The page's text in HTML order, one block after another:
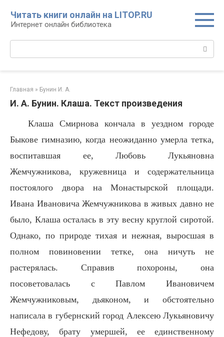
контенту
Читать книги онлайн на LITOP.RU
Интернет онлайн библиотека
Главная » Бунин И. А.
И. А. Бунин. Клаша. Текст произведения
Клаша Смирнова кончала в уездном городе
Быкове гимназию, когда неожиданно умерла тетка,
воспитавшая ее, Любовь Лукьяновна
Жемчужникова, кружевница и содержательница
постоялого двора на Монастырской площади.
Ивана Ивановича Жемчужникова в живых давно не
было, Клаша осталась в эту весну круглой сиротой.
Однако, по природе тихая и нежная, выросшая в
полном повиновении тетке, она ничуть не
растерялась. Справив похороны, она
посоветовалась с Павлом Ивановичем
Жемчужниковым, дьяконом, и обстоятельно
написала в губернский город Алексею Лукьяновичу
Нефедову, брату умершей, ее единственному